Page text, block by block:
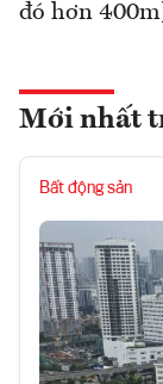
đó hơn
Mới nhất
Bất động sản